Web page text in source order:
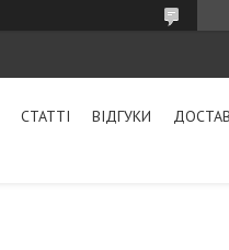
СТАТТІ ВІДГУКИ